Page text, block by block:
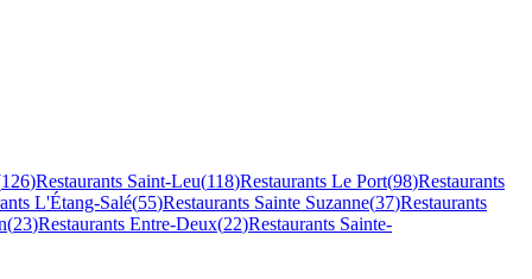
126)Restaurants Saint-Leu(118)Restaurants Le Port(98)Restaurants
L'Étang-Salé(55)Restaurants Sainte Suzanne(37)Restaurants
(23)Restaurants Entre-Deux(22)Restaurants Sainte-